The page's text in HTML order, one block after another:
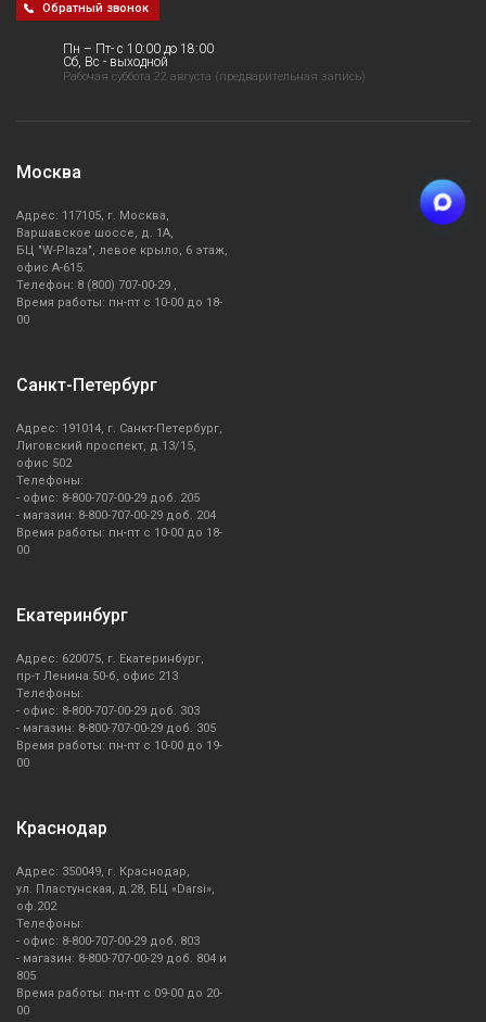
Обратный звонок
Пн – Пт- с 10:00 до 18:00
Сб, Вс - выходной
Рабочая суббота 22 августа (предварительная запись)
Москва
Адрес: 117105, г. Москва,
Варшавское шоссе, д. 1А,
БЦ "W-Plaza", левое крыло, 6 этаж,
офис А-615.
Телефон: 8 (800) 707-00-29 ,
Время работы: пн-пт с 10-00 до 18-
00
Санкт-Петербург
Адрес: 191014, г. Санкт-Петербург,
Лиговский проспект, д.13/15,
офис 502
Телефоны:
- офис: 8-800-707-00-29 доб. 205
- магазин: 8-800-707-00-29 доб. 204
Время работы: пн-пт с 10-00 до 18-
00
Екатеринбург
Адрес: 620075, г. Екатеринбург,
пр-т Ленина 50-б, офис 213
Телефоны:
- офис: 8-800-707-00-29 доб. 303
- магазин: 8-800-707-00-29 доб. 305
Время работы: пн-пт с 10-00 до 19-
00
Краснодар
Адрес: 350049, г. Краснодар,
ул. Пластунская, д.28, БЦ «Darsi»,
оф.202
Телефоны:
- офис: 8-800-707-00-29 доб. 803
- магазин: 8-800-707-00-29 доб. 804 и
805
Время работы: пн-пт с 09-00 до 20-
00